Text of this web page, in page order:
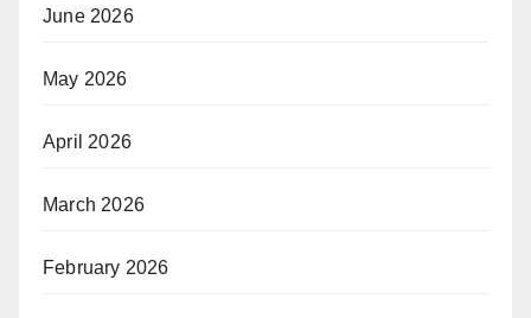
June 2026
May 2026
April 2026
March 2026
February 2026